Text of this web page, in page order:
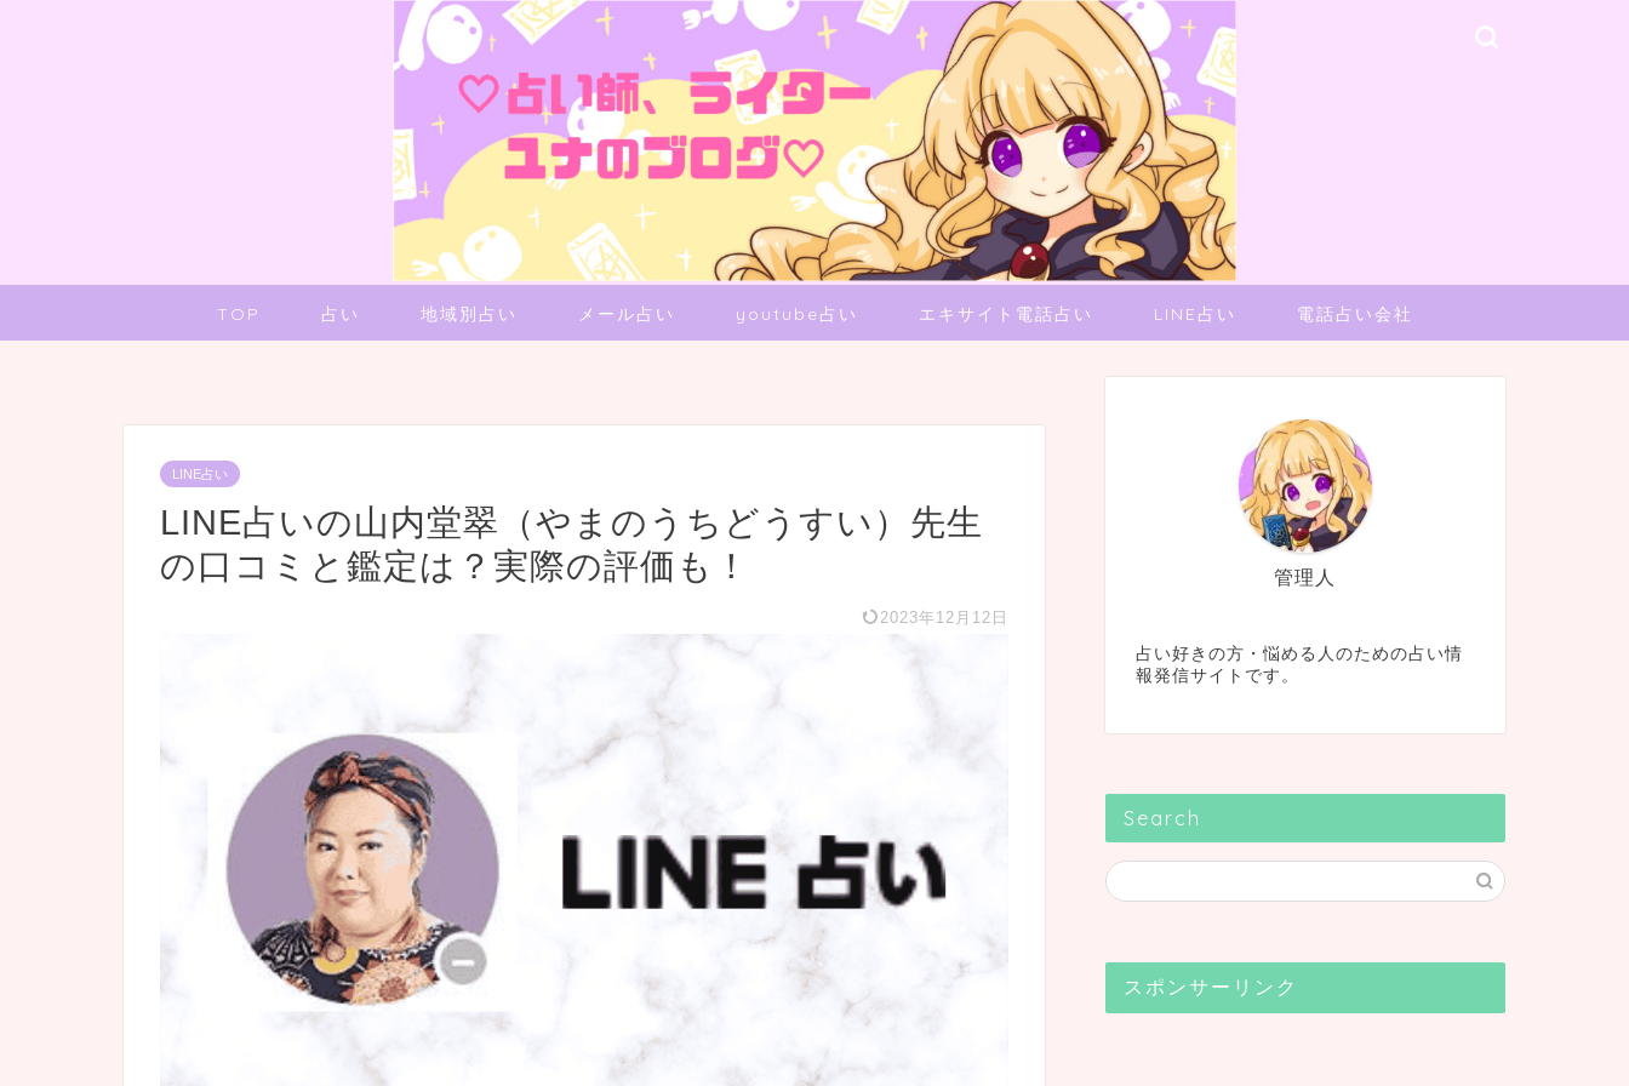
TOP 占い 地域別占い メール占い youtube占い エキサイト電話占い LINE占い 電話占い会社
LINE占い
LINE占いの山内堂翠（やまのうちどうすい）先生
の口コミと鑑定は？実際の評価も！
2023年12月12日
管理人
占い好きの方・悩める人のための占い情
報発信サイトです。
Search
スポンサーリンク